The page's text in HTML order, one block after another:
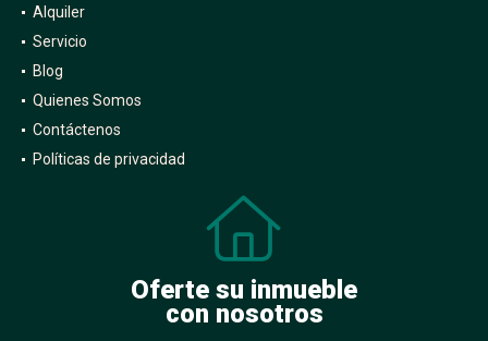
Alquiler
Servicio
Blog
Quienes Somos
Contáctenos
Políticas de privacidad
Oferte su inmueble
con nosotros